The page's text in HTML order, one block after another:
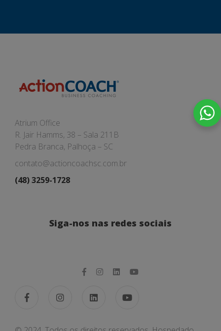
Atrium Office
R. Jair Hamms, 38 – Sala 211B
Pedra Branca, Palhoça – SC
contato@actioncoachsc.com.br
(48) 3259-1728
Siga-nos nas redes sociais